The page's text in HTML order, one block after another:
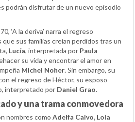
podrán disfrutar de un nuevo episodio
‘A la deriva’ narra el regreso
sus familias creían perdidos tras un
Lucía, interpretada por Paula
su vida y encontrar el amor en
Michel Noher. Sin embargo, su
el regreso de Héctor, su esposo
interpretado por Daniel Grao.
y una trama conmovedora
nombres como Adelfa Calvo, Lola